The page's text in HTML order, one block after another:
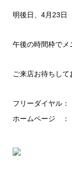
明後日、4月23日
午後の時間枠でメ
ご来店お待ちして
フリーダイヤル
ホームページ ：